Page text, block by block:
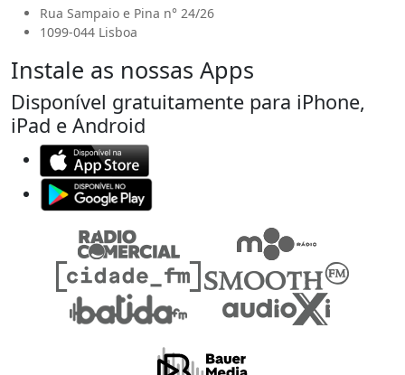
Rua Sampaio e Pina n° 24/26
1099-044 Lisboa
Instale as nossas Apps
Disponível gratuitamente para iPhone,
iPad e Android